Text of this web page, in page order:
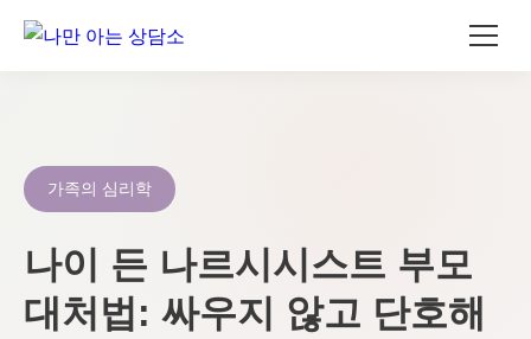
가족의 심리학
나이 든 나르시시스트 부모
대처법: 싸우지 않고 단호해